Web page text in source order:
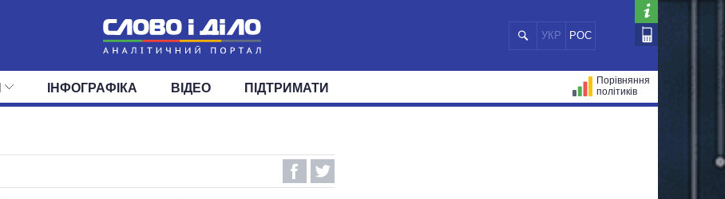
УКР РОС
СВІТ
ОКРУГИ
ІНФОГРАФІКА ВІДЕО ПІДТРИМАТИ
Порівняння
політиків